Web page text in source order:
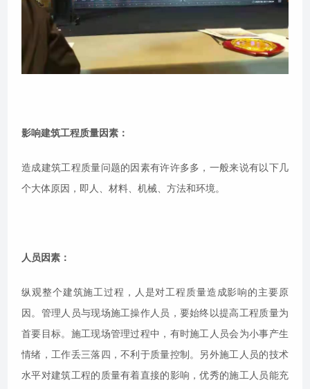
影响建筑工程质量因素：
造成建筑工程质量问题的因素有许许多多，一般来说有以下几
个大体原因，即人、材料、机械、方法和环境。
人员因素：
纵观整个建筑施工过程，人是对工程质量造成影响的主要原
因。管理人员与现场施工操作人员，要始终以提高工程质量为
首要目标。施工现场管理过程中，有时施工人员会为小事产生
情绪，工作丢三落四，不利于质量控制。另外施工人员的技术
水平对建筑工程的质量有着直接的影响，优秀的施工人员能充